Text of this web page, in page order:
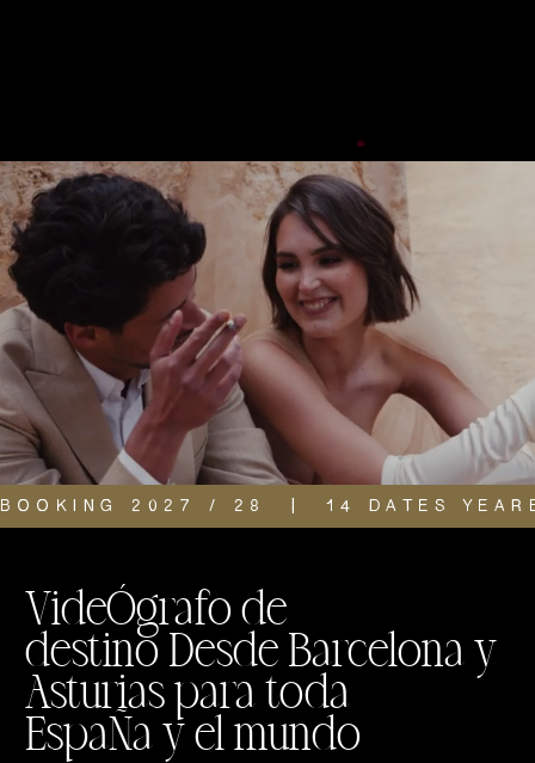
BOOKING 2027 / 28  |  14 DATES YEAR
VideÓgrafo de
destino Desde Barcelona y
Asturias para toda
EspaÑa y el mundo